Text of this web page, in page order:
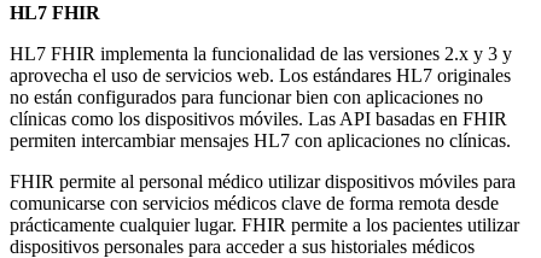
HL7 FHIR
HL7 FHIR implementa la funcionalidad de las versiones 2.x y 3 y
aprovecha el uso de servicios web. Los estándares HL7 originales
no están configurados para funcionar bien con aplicaciones no
clínicas como los dispositivos móviles. Las API basadas en FHIR
permiten intercambiar mensajes HL7 con aplicaciones no clínicas.
FHIR permite al personal médico utilizar dispositivos móviles para
comunicarse con servicios médicos clave de forma remota desde
prácticamente cualquier lugar. FHIR permite a los pacientes utilizar
dispositivos personales para acceder a sus historiales médicos